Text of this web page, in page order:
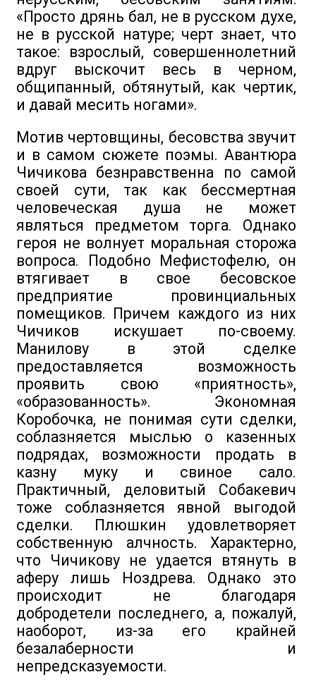
«Просто дрянь бал, не в русском духе,
не в русской натуре; черт знает, что
такое: взрослый, совершеннолетний
вдруг выскочит весь в черном,
общипанный, обтянутый, как чертик,
и давай месить ногами».
Мотив чертовщины, бесовства звучит
и в самом сюжете поэмы. Авантюра
Чичикова безнравственна по самой
своей сути, так как бессмертная
человеческая душа не может
являться предметом торга. Однако
героя не волнует моральная сторожа
вопроса. Подобно Мефистофелю, он
втягивает в свое бесовское
предприятие провинциальных
помещиков. Причем каждого из них
Чичиков искушает по-своему.
Манилову в этой сделке
предоставляется возможность
проявить свою «приятность»,
«образованность». Экономная
Коробочка, не понимая сути сделки,
соблазняется мыслью о казенных
подрядах, возможности продать в
казну муку и свиное сало.
Практичный, деловитый Собакевич
тоже соблазняется явной выгодой
сделки. Плюшкин удовлетворяет
собственную алчность. Характерно,
что Чичикову не удается втянуть в
аферу лишь Ноздрева. Однако это
происходит не благодаря
добродетели последнего, а, пожалуй,
наоборот, из-за его крайней
безалаберности и
непредсказуемости.